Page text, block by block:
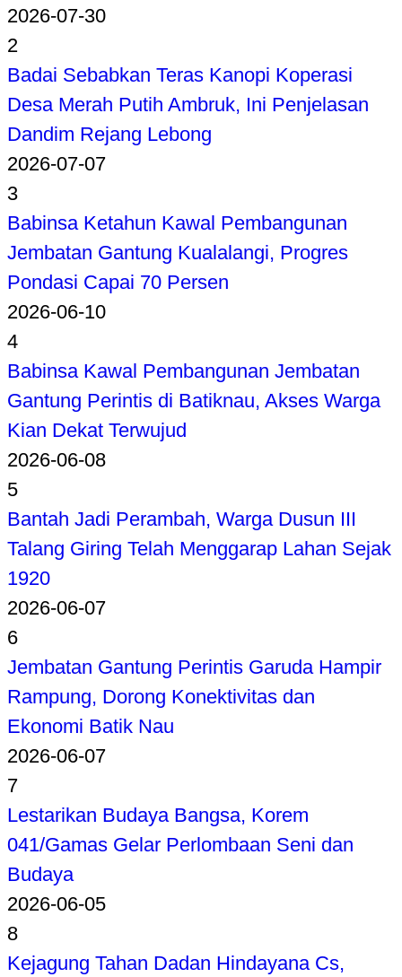
2026-07-30
2
Badai Sebabkan Teras Kanopi Koperasi
Desa Merah Putih Ambruk, Ini Penjelasan
Dandim Rejang Lebong
2026-07-07
3
Babinsa Ketahun Kawal Pembangunan
Jembatan Gantung Kualalangi, Progres
Pondasi Capai 70 Persen
2026-06-10
4
Babinsa Kawal Pembangunan Jembatan
Gantung Perintis di Batiknau, Akses Warga
Kian Dekat Terwujud
2026-06-08
5
Bantah Jadi Perambah, Warga Dusun III
Talang Giring Telah Menggarap Lahan Sejak
1920
2026-06-07
6
Jembatan Gantung Perintis Garuda Hampir
Rampung, Dorong Konektivitas dan
Ekonomi Batik Nau
2026-06-07
7
Lestarikan Budaya Bangsa, Korem
041/Gamas Gelar Perlombaan Seni dan
Budaya
2026-06-05
8
Kejagung Tahan Dadan Hindayana Cs,